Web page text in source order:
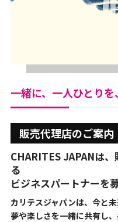
一緒に、一人ひとりを
販売代理店のご案内
CHARITES JAPANは
る
ビジネスパートナーを
カリテスジャパンは、今と
夢や楽しさを一緒に共有し